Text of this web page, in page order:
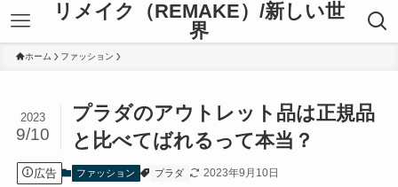
リメイク（REMAKE）/新しい世
界
ホーム ファッション
プラダのアウトレット品は正規品
と比べてばれるって本当？
2023
9/10
広告 ファッション プラダ 2023年9月10日